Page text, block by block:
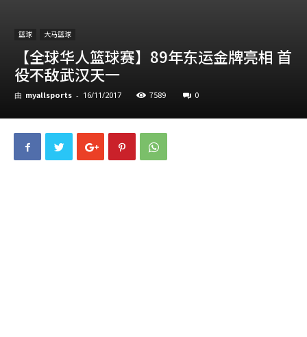
篮球 大马篮球
【全球华人篮球赛】89年东运金牌亮相 首
役不敌武汉天一
由 myallsports - 16/11/2017 7589 0